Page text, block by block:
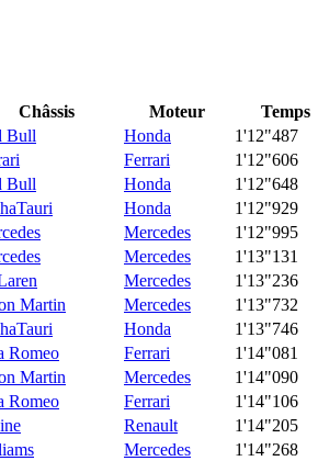
Châssis Moteur Temps
Bull Honda 1'12"487
Ferrari 1'12"606
Bull Honda 1'12"648
Honda 1'12"929
Mercedes 1'12"995
Mercedes 1'13"131
Mercedes 1'13"236
Martin Mercedes 1'13"732
Honda 1'13"746
Romeo Ferrari 1'14"081
Martin Mercedes 1'14"090
Romeo Ferrari 1'14"106
Renault 1'14"205
Mercedes 1'14"268